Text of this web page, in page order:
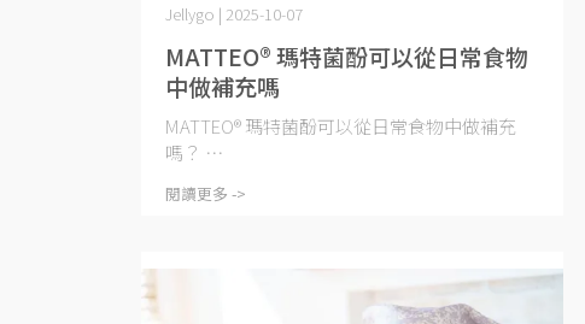
MATTEO® 瑪特菌酚可以從日常食物
中做補充嗎
Jellygo | 2025-10-07
MATTEO® 瑪特菌酚可以從日常食物中做補充
嗎？ ⋯
閱讀更多 ->